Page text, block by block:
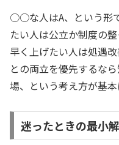
○○な人はA、という形
たい人は公立か制度の
早く上げたい人は処遇
との両立を優先するな
場、という考え方が基本
迷ったときの最小解